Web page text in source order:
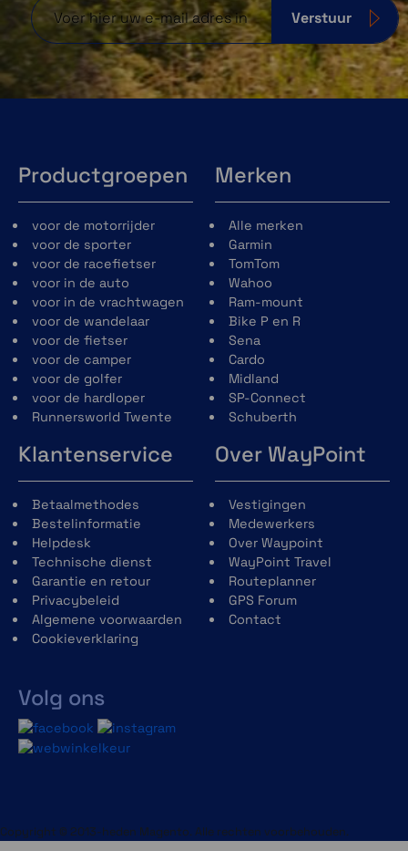
Verstuur
Productgroepen
voor de motorrijder
voor de sporter
voor de racefietser
voor in de auto
voor in de vrachtwagen
voor de wandelaar
voor de fietser
voor de camper
voor de golfer
voor de hardloper
Runnersworld Twente
Merken
Alle merken
Garmin
TomTom
Wahoo
Ram-mount
Bike P en R
Sena
Cardo
Midland
SP-Connect
Schuberth
Klantenservice
Betaalmethodes
Bestelinformatie
Helpdesk
Technische dienst
Garantie en retour
Privacybeleid
Algemene voorwaarden
Cookieverklaring
Volg ons
Over WayPoint
Vestigingen
Medewerkers
Over Waypoint
WayPoint Travel
Routeplanner
GPS Forum
Contact
Copyright © 2013-heden Magento. Alle rechten voorbehouden.